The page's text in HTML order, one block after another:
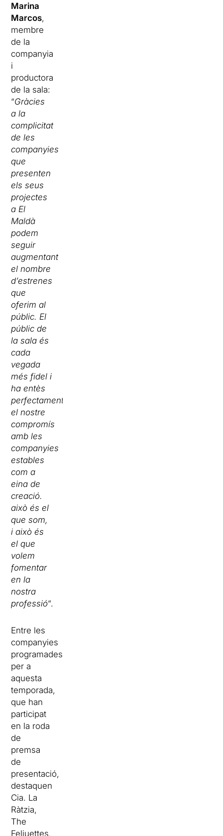
Marina
Marcos,
membre
de la
companyia
i
productora
de la sala:
“Gràcies
a la
complicitat
de les
companyies
que
presenten
els seus
projectes
a El
Maldà
podem
seguir
augmentant
el nombre
d’estrenes
que
oferim al
públic. El
públic de
la sala és
cada
vegada
més fidel i
ha entès
perfectament
el nostre
compromís
amb les
companyies
estables
com a
eina de
creació.
això és el
que som,
i això és
el que
volem
fomentar
en la
nostra
professió“.
Entre les
companyies
programades
per a
aquesta
temporada,
que han
participat
en la roda
de
premsa
de
presentació,
destaquen
Cia. La
Ràtzia,
The
Feliuettes,